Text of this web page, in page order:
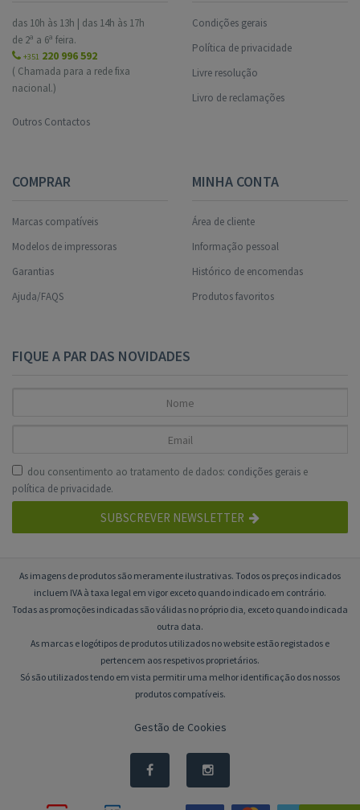
das 10h às 13h | das 14h às 17h
de 2ª a 6ª feira.
+351 220 996 592
( Chamada para a rede fixa
nacional.)
Outros Contactos
Condições gerais
Política de privacidade
Livre resolução
Livro de reclamações
COMPRAR
Marcas compatíveis
Modelos de impressoras
Garantias
Ajuda/FAQS
MINHA CONTA
Área de cliente
Informação pessoal
Histórico de encomendas
Produtos favoritos
FIQUE A PAR DAS NOVIDADES
dou consentimento ao tratamento de dados: condições gerais e
política de privacidade.
SUBSCREVER NEWSLETTER
As imagens de produtos são meramente ilustrativas. Todos os preços indicados
incluem IVA à taxa legal em vigor exceto quando indicado em contrário.
Todas as promoções indicadas são válidas no próprio dia, exceto quando indicada
outra data.
As marcas e logótipos de produtos utilizados no website estão registados e
pertencem aos respetivos proprietários.
Só são utilizados tendo em vista permitir uma melhor identificação dos nossos
produtos compatíveis.
Gestão de Cookies